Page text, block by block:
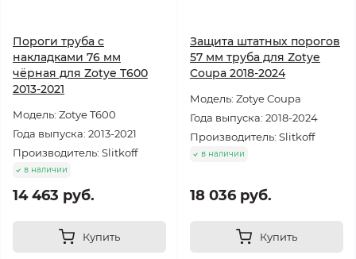
Пороги труба с
накладками 76 мм
чёрная для Zotye T600
2013-2021
Модель: Zotye T600
Года выпуска: 2013-2021
Производитель: Slitkoff
в наличии
14 463 руб.
Купить
Защита штатных порогов
57 мм труба для Zotye
Coupa 2018-2024
Модель: Zotye Coupa
Года выпуска: 2018-2024
Производитель: Slitkoff
в наличии
18 036 руб.
Купить